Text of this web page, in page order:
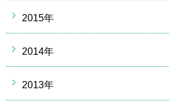
2015年
2014年
2013年